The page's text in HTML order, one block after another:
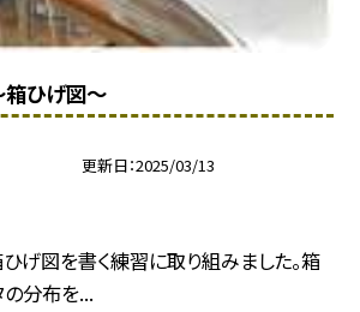
ひげ図〜
更新日 2025/03/13
げ図を書く練習に取り組みました。箱
の分布を...